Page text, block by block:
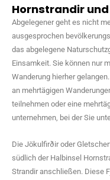
Hornstrandir
Abgelegener geht es nicht
ausgesprochen
das abgelegene
Einsamkeit. Sie können nur
Wanderung hierher
an mehrtägigen
teilnehmen oder eine
unternehmen, bei der Sie
Die Jökulfirðir oder
südlich der Halbinsel
Strandir anschließen. Diese